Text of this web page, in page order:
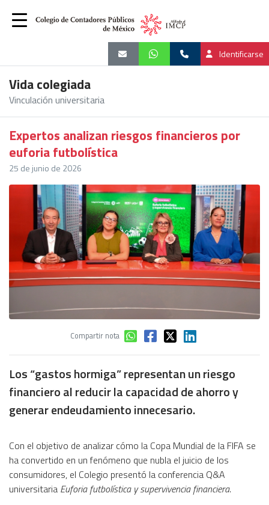
Identificarse
Vida colegiada
Vinculación universitaria
Expertos analizan riesgos financieros por
euforia futbolística
25 de junio de 2026
Compartir nota
Los “gastos hormiga” representan un riesgo
financiero al reducir la capacidad de ahorro y
generar endeudamiento innecesario.
Con el objetivo de analizar cómo la Copa Mundial de la FIFA se
ha convertido en un fenómeno que nubla el juicio de los
consumidores, el Colegio presentó la conferencia Q&A
universitaria Euforia futbolística y supervivencia financiera.